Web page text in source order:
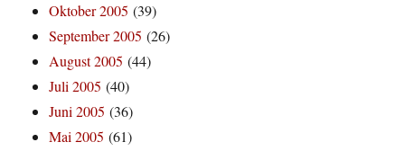
Oktober 2005 (39)
September 2005 (26)
August 2005 (44)
Juli 2005 (40)
Juni 2005 (36)
Mai 2005 (61)